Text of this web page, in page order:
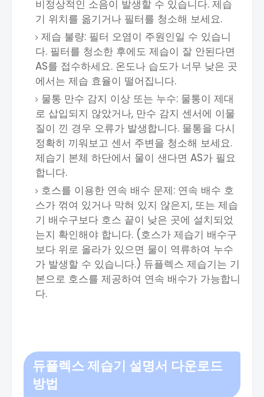
비정상적인 소음이 발생할 수 있습니다. 제습
기 위치를 옮기거나 필터를 청소해 보세요.
제습 불량: 필터 오염이 주원인일 수 있습니
다. 필터를 청소한 후에도 제습이 잘 안된다면
AS를 접수하세요. 온도나 습도가 너무 낮은 곳
에서는 제습 효율이 떨어집니다.
물통 만수 감지 이상 또는 누수: 물통이 제대
로 삽입되지 않았거나, 만수 감지 센서에 이물
질이 낀 경우 오류가 발생합니다. 물통을 다시
정확히 끼워보고 센서 주변을 청소해 보세요.
제습기 본체 하단에서 물이 샌다면 AS가 필요
합니다.
호스를 이용한 연속 배수 문제: 연속 배수 호
스가 꺾여 있거나 막혀 있지 않은지, 또는 제습
기 배수구보다 호스 끝이 낮은 곳에 설치되었
는지 확인해야 합니다. (호스가 제습기 배수구
보다 위로 올라가 있으면 물이 역류하여 누수
가 발생할 수 있습니다.) 듀플렉스 제습기는 기
본으로 호스를 제공하여 연속 배수가 가능합니
다.
듀플렉스제습기 설명서 다운로드
방법